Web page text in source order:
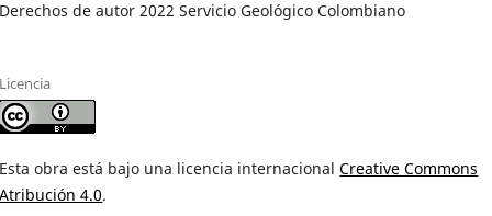
Derechos de autor 2022 Servicio Geológico Colombiano
Licencia
Esta obra está bajo una licencia internacionalCreative Commons
Atribución 4.0.